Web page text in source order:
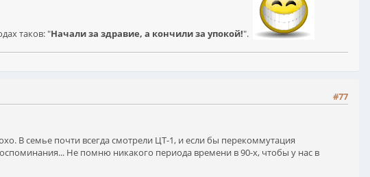
таков: "Начали за здравие, а кончили за упокой!".
#77
В семье почти всегда смотрели ЦТ-1, и если бы перекоммутация
Не помню никакого периода времени в 90-х, чтобы у нас в